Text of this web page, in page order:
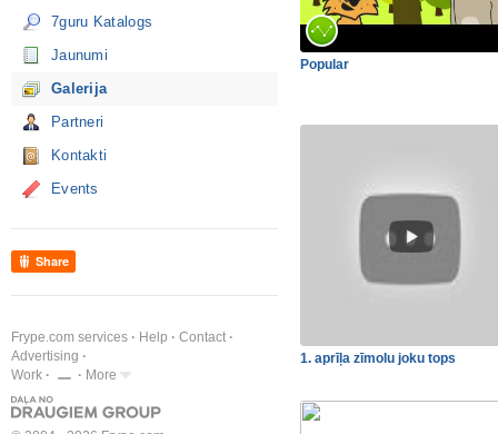
7guru Katalogs
Jaunumi
Galerija
Partneri
Kontakti
Events
Share
Frype.com services Help
Contact
Advertising
Work
More
Popular
1. aprīļa zīmolu joku tops